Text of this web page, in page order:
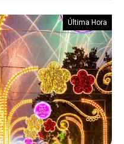
Última Hora